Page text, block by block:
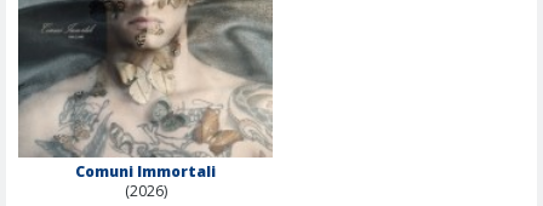
Comuni Immortali
(2026)